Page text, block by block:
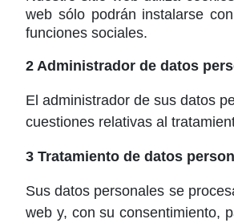
web sólo podrán instalarse
funciones sociales.
2 Administrador de datos
El administrador de sus datos
cuestiones relativas al
3 Tratamiento de datos
Sus datos personales se
web y, con su consentimiento,